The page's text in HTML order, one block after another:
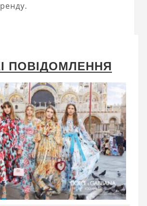
ПОВІДОМЛЕННЯ